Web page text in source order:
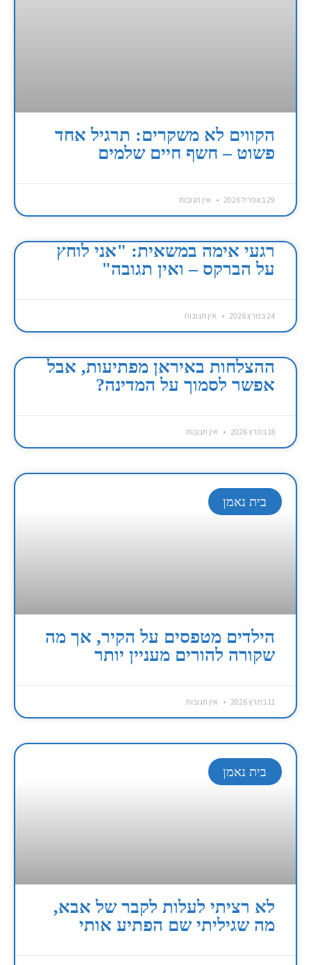
הקווים לא משקרים: תרגיל אחד
פשוט – חשף חיים שלמים
29 באפריל 2026 אין תגובות
רגעי אימה במשאית: "אני לוחץ
על הברקס – ואין תגובה"
24 במרץ 2026 אין תגובות
ההצלחות באיראן מפתיעות, אבל
אפשר לסמוך על המדינה?
18 במרץ 2026 אין תגובות
בית נאמן
הילדים מטפסים על הקיר, אך מה
שקורה להורים מעניין יותר
11 במרץ 2026 אין תגובות
בית נאמן
לא רציתי לעלות לקבר של אבא,
מה שגיליתי שם הפתיע אותי